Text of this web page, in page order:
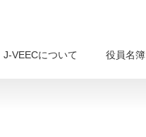
J-VEECについて 役員名簿